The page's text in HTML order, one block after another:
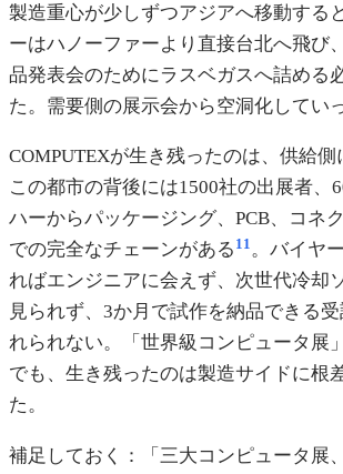
製造重心が少しずつアジアへ移動する
ーはハノーファーより直接台北へ飛び
品発表会のためにラスベガスへ詰める
た。需要側の展示会から空洞化してい
COMPUTEXが生き残ったのは、供給側
この都市の背後には1500社の出展者、
ハーからパッケージング、PCB、コネ
での完全なチェーンがある 11 。バイヤ
ればエンジニアに会えず、次世代冷却
見られず、3か月で試作を納品できる
れられない。「世界級コンピュータ展
でも、生き残ったのは製造サイドに根
た。
補足しておく：「三大コンピュータ展